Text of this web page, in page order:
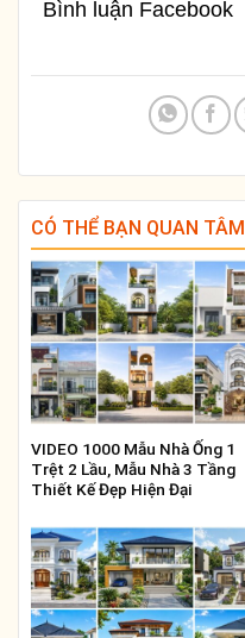
Bình luận Facebook
CÓ THỂ BẠN QUAN TÂM
VIDEO 1000 Mẫu Nhà Ống 1
Trệt 2 Lầu, Mẫu Nhà 3 Tầng
Thiết Kế Đẹp Hiện Đại